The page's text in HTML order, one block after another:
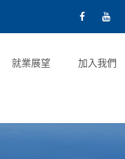
就業展望 加入我們